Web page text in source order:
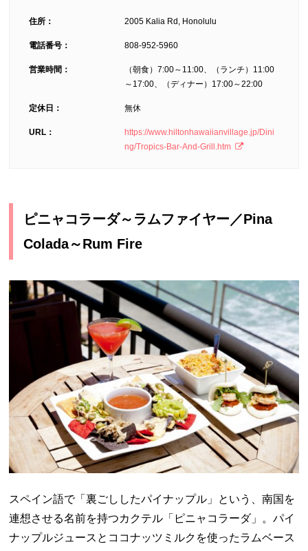
住所： 2005 Kalia Rd, Honolulu
電話番号： 808-952-5960
営業時間：
（朝食）7:00～11:00、（ランチ）11:00
～17:00、（ディナー）17:00～22:00
定休日： 無休
URL：
https://www.hiltonhawaiianvillage.jp/Dini
ng/Tropics-Bar-And-Grill.htm
ピニャコラーダ～ラムファイヤー／Pina
Colada～Rum Fire
スペイン語で「裏ごししたパイナップル」という、南国を
連想させる名前を持つカクテル「ピニャコラーダ」。パイ
ナップルジュースとココナッツミルクを使ったラムベース